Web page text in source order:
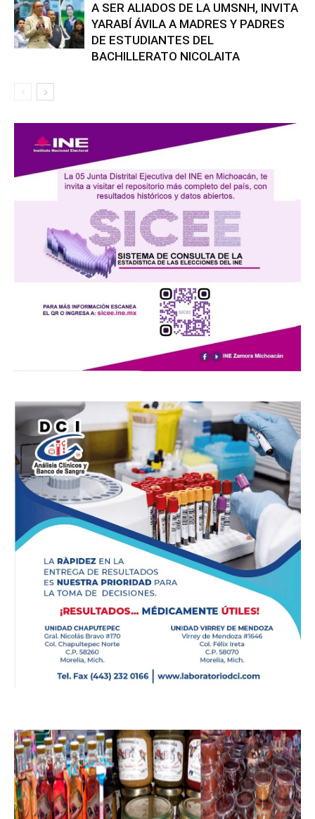
A SER ALIADOS DE LA UMSNH, INVITA
YARABÍ ÁVILA A MADRES Y PADRES
DE ESTUDIANTES DEL
BACHILLERATO NICOLAITA